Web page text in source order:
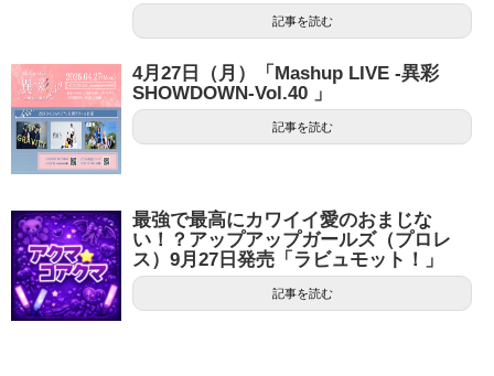
記事を読む
4月27日（月）「Mashup LIVE -異彩
SHOWDOWN-Vol.40 」
記事を読む
最強で最高にカワイイ愛のおまじな
い！？アップアップガールズ（プロレ
ス）9月27日発売「ラビュモット！」
記事を読む